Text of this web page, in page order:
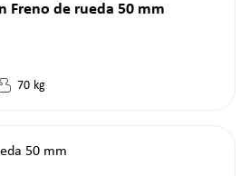
Freno de rueda 50 mm
70 kg